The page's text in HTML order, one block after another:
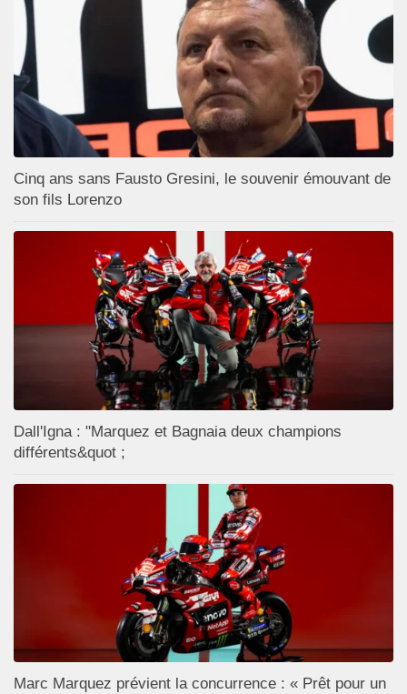
Cinq ans sans Fausto Gresini, le souvenir émouvant de
son fils Lorenzo
Dall'Igna : "Marquez et Bagnaia deux champions
différents&quot ;
Marc Marquez prévient la concurrence : « Prêt pour un